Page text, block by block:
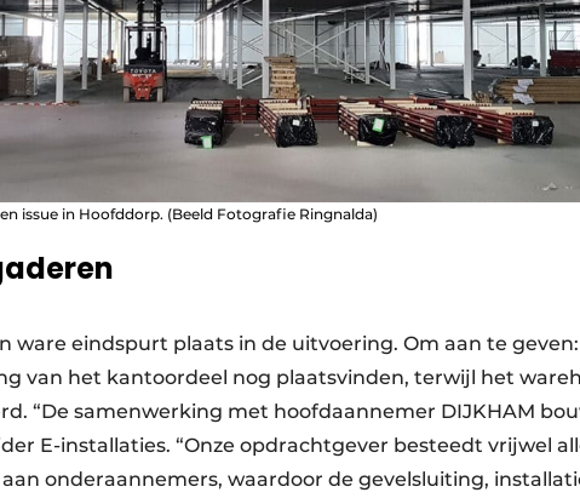
issue in Hoofddorp. (Beeld Fotografie Ringnalda)
ware eindspurt plaats in de uitvoering. Om aan te
van het kantoordeel nog plaatsvinden, terwijl het
“De samenwerking met hoofdaannemer DIJKHAM
E-installaties. “Onze opdrachtgever besteedt vrijwel
onderaannemers, waardoor de gevelsluiting,